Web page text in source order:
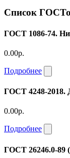
Список
ГОСТ 1086-74.
0.00р.
Подробнее
ГОСТ 4248-2018.
0.00р.
Подробнее
ГОСТ 26246.0-89